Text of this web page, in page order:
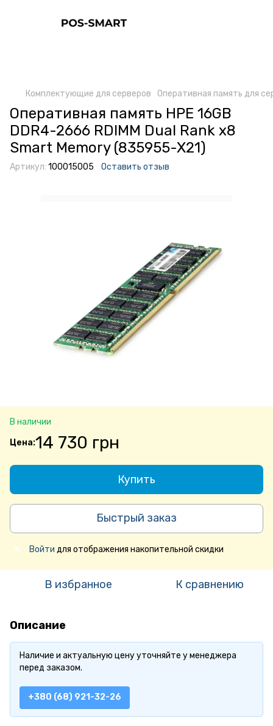
Комплектующие для серверов Оперативная память для
Оперативная память HPE 16GB
DDR4-2666 RDIMM Dual Rank x8
Smart Memory (835955-X21)
Артикул: 100015005 Оставить отзыв
В наличии
14 730 грн
Купить
Быстрый заказ
% Войти для отображения накопительной скидки
В избранное К сравнению
Описание
Наличие и актуальную цену уточняйте у менеджера
перед заказом.
+380 (68) 921-32-26